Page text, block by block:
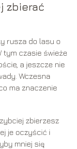
zbierać
rusza do lasu o
tym czasie świeże
a jeszcze nie
Wczesna
ma znaczenie
zbierzesz
je oczyścić i
mniej się